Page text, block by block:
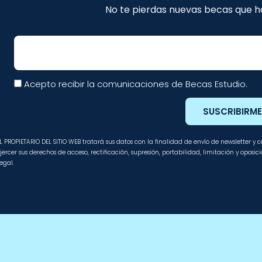
No te pierdas nuevas becas que
Email
Acepto recibir la comunicaciones de Becas Estudio.
SUSCRIBIRME
PROPIETARIO DEL SITIO WEB tratará sus datos con la finalidad de envío de
sus derechos de acceso, rectificación, supresión, portabilidad, limitación y